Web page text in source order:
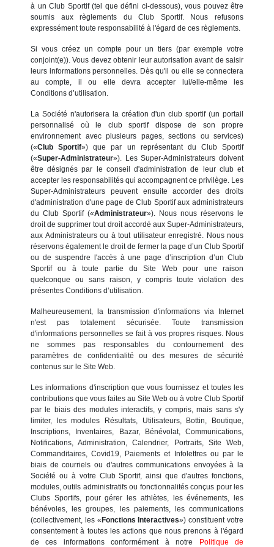
à un Club Sportif (tel que défini ci-dessous), vous pouvez être
soumis aux règlements du Club Sportif. Nous refusons
expressément toute responsabilité à l'égard de ces règlements.
Si vous créez un compte pour un tiers (par exemple votre
conjoint(e)). Vous devez obtenir leur autorisation avant de saisir
leurs informations personnelles. Dès qu'il ou elle se connectera
au compte, il ou elle devra accepter lui/elle-même les
Conditions d’utilisation.
La Société n'autorisera la création d'un club sportif (un portail
personnalisé où le club sportif dispose de son propre
environnement avec plusieurs pages, sections ou services)
(«Club Sportif») que par un représentant du Club Sportif
(«Super-Administrateur»). Les Super-Administrateurs doivent
être désignés par le conseil d'administration de leur club et
accepter les responsabilités qui accompagnent ce privilège. Les
Super-Administrateurs peuvent ensuite accorder des droits
d'administration d'une page de Club Sportif aux administrateurs
du Club Sportif («Administrateur»). Nous nous réservons le
droit de supprimer tout droit accordé aux Super-Administrateurs,
aux Administrateurs ou à tout utilisateur enregistré. Nous nous
réservons également le droit de fermer la page d’un Club Sportif
ou de suspendre l'accès à une page d’inscription d’un Club
Sportif ou à toute partie du Site Web pour une raison
quelconque ou sans raison, y compris toute violation des
présentes Conditions d’utilisation.
Malheureusement, la transmission d'informations via Internet
n'est pas totalement sécurisée. Toute transmission
d'informations personnelles se fait à vos propres risques. Nous
ne sommes pas responsables du contournement des
paramètres de confidentialité ou des mesures de sécurité
contenus sur le Site Web.
Les informations d'inscription que vous fournissez et toutes les
contributions que vous faites au Site Web ou à votre Club Sportif
par le biais des modules interactifs, y compris, mais sans s'y
limiter, les modules Résultats, Utilisateurs, Bottin, Boutique,
Inscriptions, Inventaires, Bazar, Bénévolat, Communications,
Notifications, Administration, Calendrier, Portraits, Site Web,
Commanditaires, Covid19, Paiements et Infolettres ou par le
biais de courriels ou d'autres communications envoyées à la
Société ou à votre Club Sportif, ainsi que d'autres fonctions,
modules, outils administratifs ou fonctionnalités conçus pour les
Clubs Sportifs, pour gérer les athlètes, les événements, les
bénévoles, les groupes, les paiements, les communications
(collectivement, les «Fonctions Interactives») constituent votre
consentement à toutes les actions que nous prenons à l'égard
de ces informations conformément à notre
Politique de